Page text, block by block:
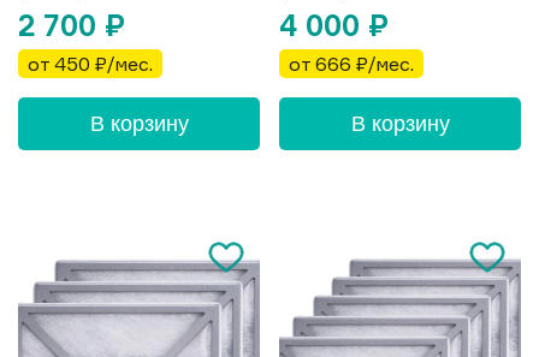
2 700 ₽
от 450 ₽/мес.
В корзину
4 000 ₽
от 666 ₽/мес.
В корзину